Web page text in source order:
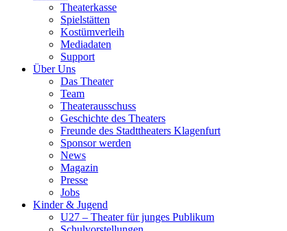
Theaterkasse
Spielstätten
Kostümverleih
Mediadaten
Support
Über Uns
Das Theater
Team
Theaterausschuss
Geschichte des Theaters
Freunde des Stadttheaters Klagenfurt
Sponsor werden
News
Magazin
Presse
Jobs
Kinder & Jugend
U27 – Theater für junges Publikum